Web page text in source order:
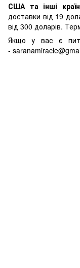
США та інші
доставки від 19
від 300 доларів.
Якщо у вас є
-